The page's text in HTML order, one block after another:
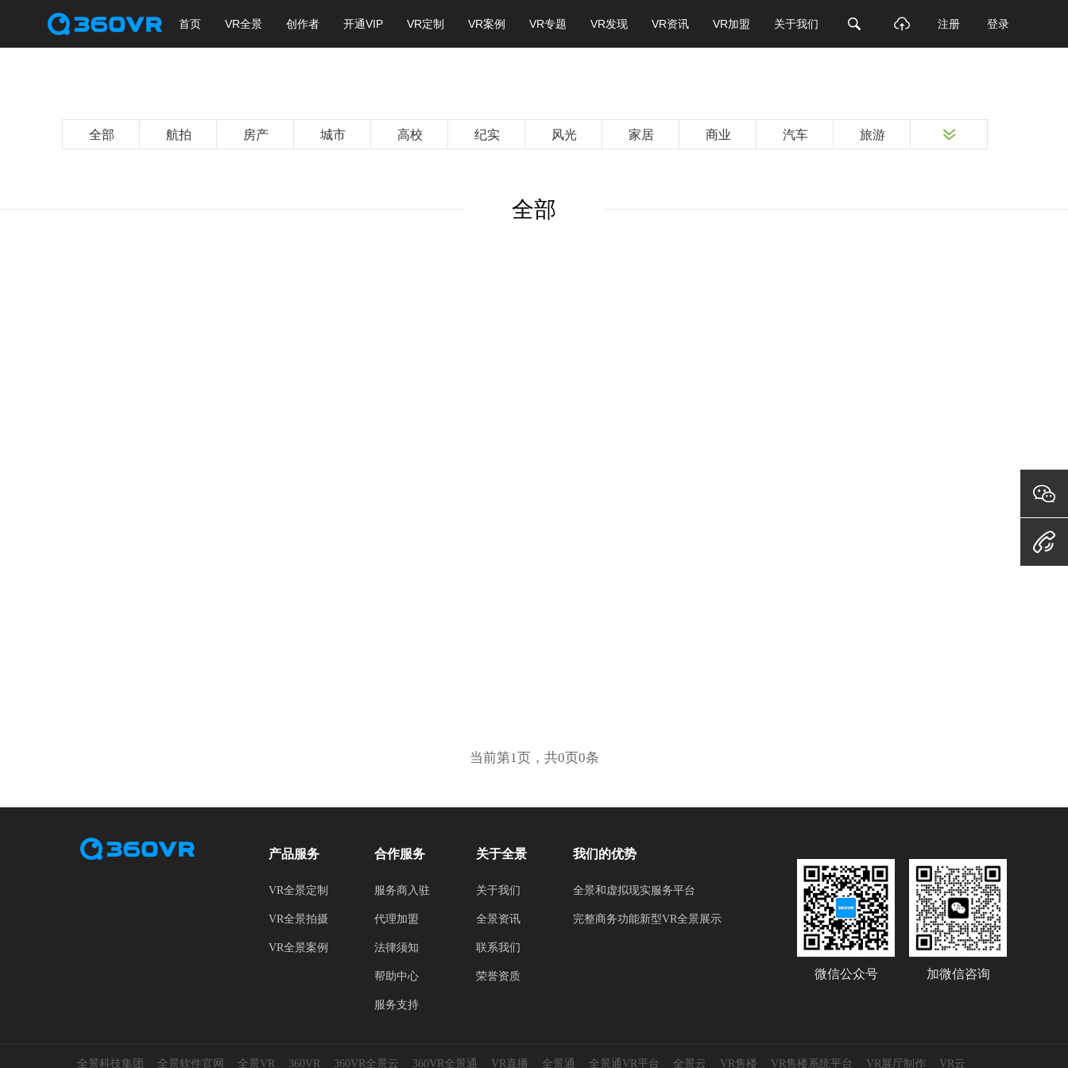
首页 VR全景 创作者 开通VIP VR定制 VR案例 VR专题 VR发现 VR资讯 VR加盟 关于我们 注册 登录
全部 航拍 房产 城市 高校 纪实 风光 家居 商业 汽车 旅游
全部
当前第1页，共0页0条
产品服务
VR全景定制
VR全景拍摄
VR全景案例
合作服务
服务商入驻
代理加盟
法律须知
帮助中心
服务支持
关于全景
关于我们
全景资讯
联系我们
荣誉资质
我们的优势
全景和虚拟现实服务平台
完整商务功能新型VR全景展示
微信公众号 加微信咨询
全景科技集团 全景软件官网 全景VR 360VR 360VR全景云 360VR全景通 VR直播 全景通 全景通VR平台 全景云 VR售楼 VR售楼系统平台 VR展厅制作 VR云